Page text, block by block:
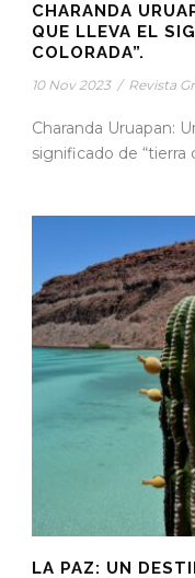
CHARANDA
QUE LLEVA EL
COLORADA”.
10 Nov 2023 / Revista
Charanda Uruapan:
significado de “tierra
LA PAZ: UN